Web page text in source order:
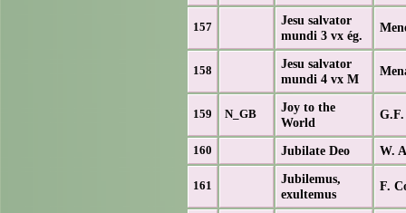
157
Jesu salvator
mundi 3 vx ég.
158
Jesu salvator
mundi 4 vx M
159 N_GB
Joy to the
World
160 Jubilate Deo W.
161
Jubilemus,
exultemus
F.